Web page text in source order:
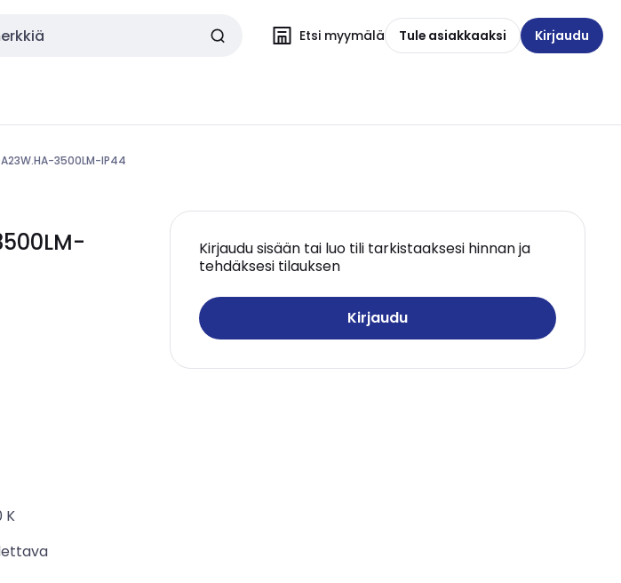
Etsi myymälä Tule asiakkaaksi Kirjaudu
3500LM-IP44
Kirjaudu sisään tai luo tili tarkistaaksesi hinnan ja
tehdäksesi tilauksen
Kirjaudu
K